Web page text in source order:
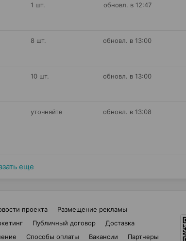
1 шт. обновл. в 12:47
8 шт. обновл. в 13:00
10 шт. обновл. в 13:00
уточняйте обновл. в 13:08
еще
проекта
Размещение рекламы
Публичный договор
Доставка
Способы оплаты Вакансии Партнеры